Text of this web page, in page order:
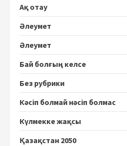
Ақ отау
Әлеумет
Әлеумет
Бай болғың келсе
Без рубрики
Кәсіп болмай нәсіп болмас
Күлмекке жақсы
Қазақстан 2050